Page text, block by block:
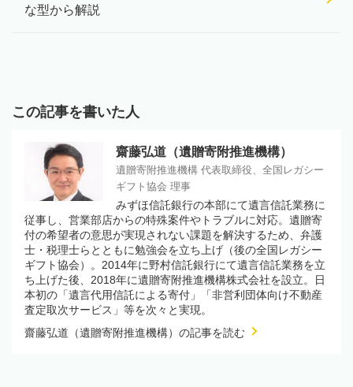
な型から解説
この記事を書いた人
齋藤弘道（遺贈寄附推進機構）
遺贈寄附推進機構 代表取締役、全国レガシー
ギフト協会 理事
みずほ信託銀行の本部にて遺言信託業務に
従事し、営業部店からの特殊案件やトラブルに対応。遺贈寄
付の希望者の意思が実現されない課題を解決するため、弁護
士・税理士らとともに勉強会を立ち上げ（後の全国レガシー
ギフト協会）。2014年に野村信託銀行にて遺言信託業務を立
ち上げた後、2018年に遺贈寄附推進機構株式会社を設立。日
本初の「遺言代用信託による寄付」「非営利団体向け不動産
査定取次サービス」等を次々と実現。
齋藤弘道（遺贈寄附推進機構）の記事を読む